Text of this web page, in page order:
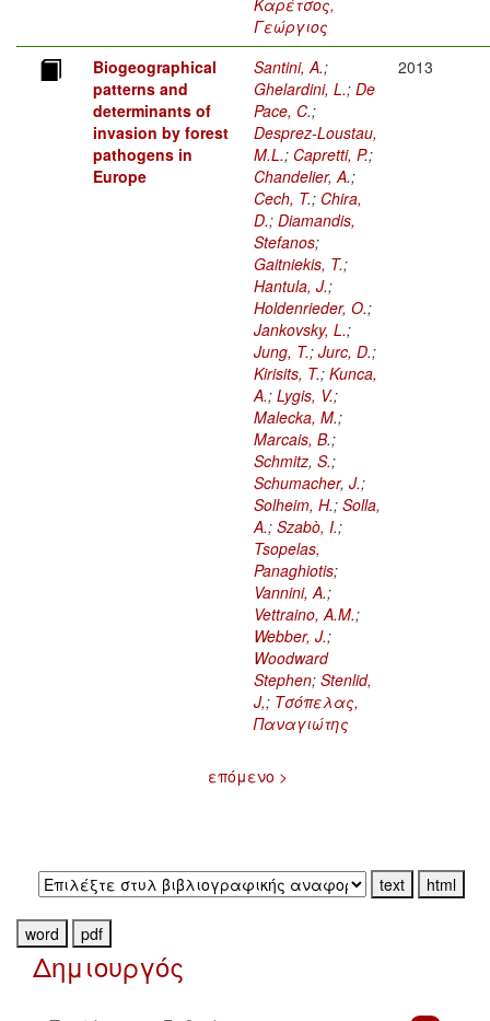
Γεώργιος
Biogeographical
patterns and
determinants of
invasion by forest
pathogens in
Europe
Santini, A.;
Ghelardini, L.; De
Pace, C.;
Desprez-Loustau,
M.L.; Capretti, P.;
Chandelier, A.;
Cech, T.; Chira,
D.; Diamandis,
Stefanos;
Gaitniekis, T.;
Hantula, J.;
Holdenrieder, O.;
Jankovsky, L.;
Jung, T.; Jurc, D.;
Kirisits, T.; Kunca,
A.; Lygis, V.;
Malecka, M.;
Marcais, B.;
Schmitz, S.;
Schumacher, J.;
Solheim, H.; Solla,
A.; Szabò, I.;
Tsopelas,
Panaghiotis;
Vannini, A.;
Vettraino, A.M.;
Webber, J.;
Woodward
Stephen; Stenlid,
J,; Τσόπελας,
Παναγιώτης
2013
επόμενο >
Δημιουργός